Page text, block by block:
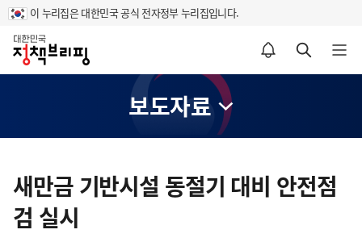
이 누리집은 대한민국 공식 전자정부 누리집입니다.
홈
알림설정 바로가기 검색 바로가기 메뉴 열기
보도자료
츠
영
새만금 기반시설 동절기 대비 안전점
검 실시